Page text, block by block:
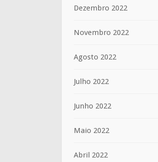
Dezembro 2022
Novembro 2022
Agosto 2022
Julho 2022
Junho 2022
Maio 2022
Abril 2022